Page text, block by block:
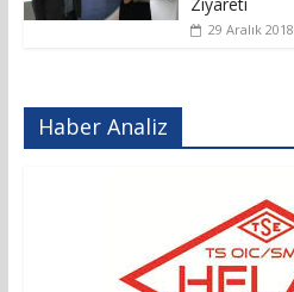
Ziyareti
29 Aralık 2018
Haber Analiz